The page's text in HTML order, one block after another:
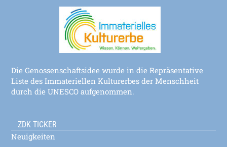
Die Genossenschaftsidee wurde in die Repräsentative
Liste des Immateriellen Kulturerbes der Menschheit
durch die UNESCO aufgenommen.
ZDK TICKER
Neuigkeiten